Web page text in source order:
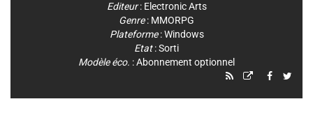
Editeur: Electronic Arts
Genre: MMORPG
Plateforme:Windows
Etat: Sorti
Modèle éco. : Abonnement optionnel